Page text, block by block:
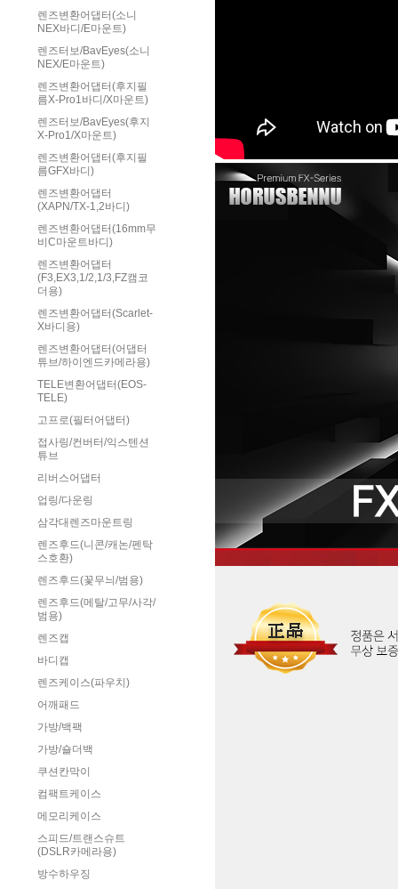
렌즈변환어댑터(소니
NEX바디/E마운트)
렌즈터보/BavEyes(소니
NEX/E마운트)
렌즈변환어댑터(후지필
름X-Pro1바디/X마운트)
렌즈터보/BavEyes(후지
X-Pro1/X마운트)
렌즈변환어댑터(후지필
름GFX바디)
렌즈변환어댑터
(XAPN/TX-1,2바디)
렌즈변환어댑터(16mm무
비C마운트바디)
렌즈변환어댑터
(F3,EX3,1/2,1/3,FZ캠코
더용)
렌즈변환어댑터(Scarlet-
X바디용)
렌즈변환어댑터(어댑터
튜브/하이엔드카메라용)
TELE변환어댑터(EOS-
TELE)
고프로(필터어댑터)
접사링/컨버터/익스텐션
튜브
리버스어댑터
업링/다운링
삼각대렌즈마운트링
렌즈후드(니콘/캐논/펜탁
스호환)
렌즈후드(꽃무늬/범용)
렌즈후드(메탈/고무/사각/
범용)
렌즈캡
바디캡
렌즈케이스(파우치)
어깨패드
가방/백팩
가방/숄더백
쿠션칸막이
컴팩트케이스
메모리케이스
스피드/트랜스슈트
(DSLR카메라용)
방수하우징